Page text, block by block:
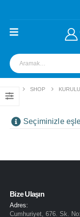
SHOP
Seçiminizle
Bize Ulaşın
Adres:
Cumhuriyet, 676. Sk.